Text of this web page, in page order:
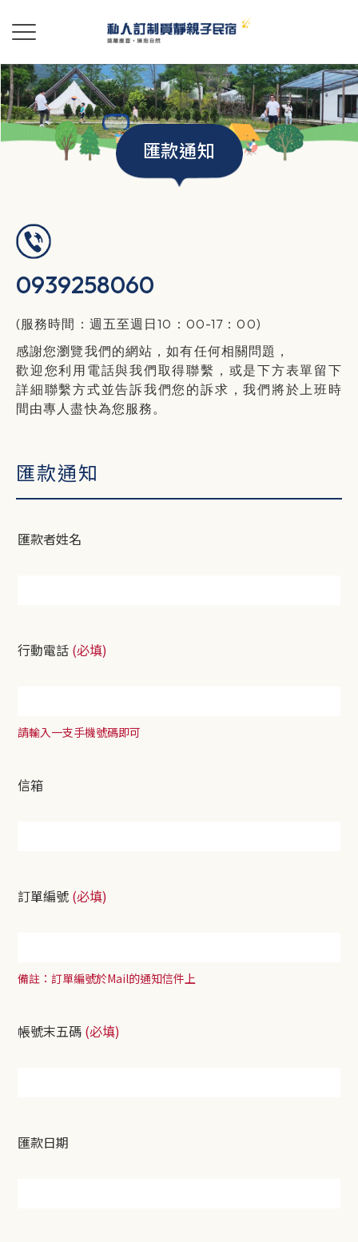
匯款通知
0939258060
(服務時間：週五至週日10：00-17：00)
感謝您瀏覽我們的網站，如有任何相關問題，
歡迎您利用電話與我們取得聯繫，或是下方表單留下
詳細聯繫方式並告訴我們您的訴求，我們將於上班時
間由專人盡快為您服務。
匯款通知
匯款者姓名
行動電話 (必填)
請輸入一支手機號碼即可
信箱
訂單編號 (必填)
備註：訂單編號於Mail的通知信件上
帳號末五碼 (必填)
匯款日期